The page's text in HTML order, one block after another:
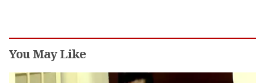
You May Like